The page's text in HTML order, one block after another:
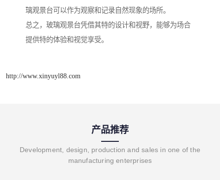
璃观景台可以作为观察和记录自然现象的场所。
总之，玻璃观景台凭借其特的设计和视野，能够为场合
提供特的体验和视觉享受。
http://www.xinyuyl88.com
产品推荐
Development, design, production and sales in one of the
manufacturing enterprises